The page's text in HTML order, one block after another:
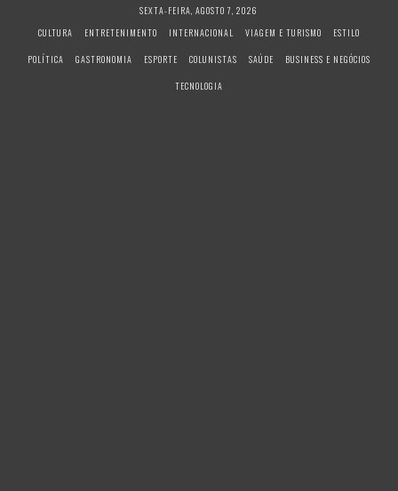
SEXTA-FEIRA, AGOSTO 7, 2026
CULTURA
ENTRETENIMENTO INTERNACIONAL VIAGEM E TURISMO
ESTILO
POLÍTICA
GASTRONOMIA ESPORTE COLUNISTAS SAÚDE
BUSINESS E NEGÓCIOS
TECNOLOGIA